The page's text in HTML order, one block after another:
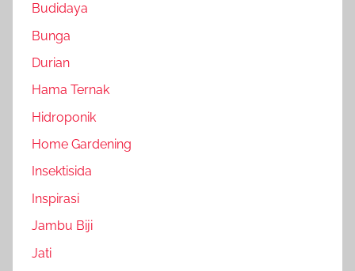
Budidaya
Bunga
Durian
Hama Ternak
Hidroponik
Home Gardening
Insektisida
Inspirasi
Jambu Biji
Jati